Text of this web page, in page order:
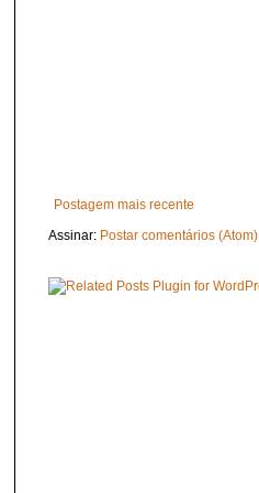
Postagem mais recente
Assinar: Postar comentários (Atom)